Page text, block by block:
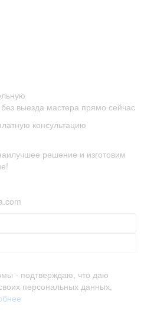
выезда мастера прямо сейчас
консультацию
решение и изготовим
- подтверждаю, что даю
персональных данных,